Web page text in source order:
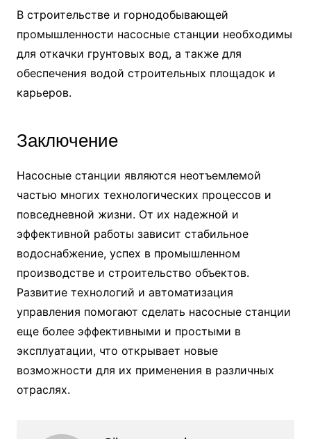
В строительстве и горнодобывающей
промышленности насосные станции необходимы
для откачки грунтовых вод, а также для
обеспечения водой строительных площадок и
карьеров.
Заключение
Насосные станции являются неотъемлемой
частью многих технологических процессов и
повседневной жизни. От их надежной и
эффективной работы зависит стабильное
водоснабжение, успех в промышленном
производстве и строительство объектов.
Развитие технологий и автоматизация
управления помогают сделать насосные станции
еще более эффективными и простыми в
эксплуатации, что открывает новые
возможности для их применения в различных
отраслях.